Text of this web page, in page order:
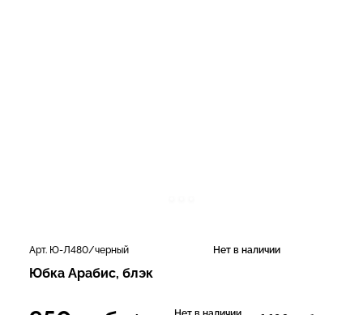
Арт. Ю-Л480/черный Нет в наличии
Юбка Арабис, блэк